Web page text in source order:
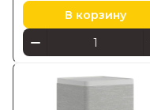
В корзину